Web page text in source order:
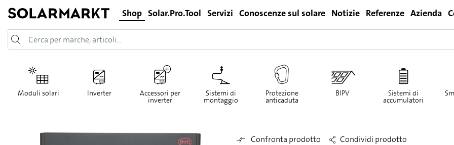
Shop Solar.Pro.Tool Servizi Conoscenze sul solare Notizie Referenze Azienda
Login
Moduli solari Inverter Accessori per
inverter
Sistemi di
montaggio
Protezione
anticaduta
BIPV Sistemi di
accumulatori
Confronta prodotto Condividi prodotto